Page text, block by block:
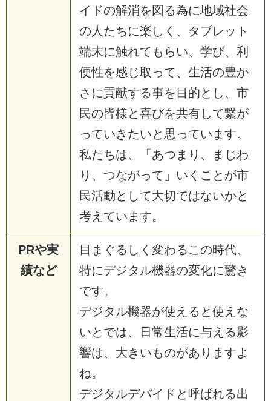
イドの解消を図る為に地域社会
の人たちに楽しく、タブレット
端末に触れてもらい、学び、利
便性を感じ取って、生活の豊か
さに貢献する事を目的とし、市
民の皆様と喜びを共有して繋が
っていきたいと思っています。
私たちは、「あつまり、まじわ
り、つながって」いくことが市
民活動として大切ではないかと
考えています。
PRや実
績など
目まぐるしく変わるこの時代、
特にデジタル機器の変化に驚き
です。
デジタル機器が使えると使えな
いとでは、日常生活に与える影
響は、大きいものがありますよ
ね。
デジタルデバイドと呼ばれる出